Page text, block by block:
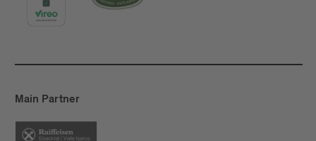
Main Partner